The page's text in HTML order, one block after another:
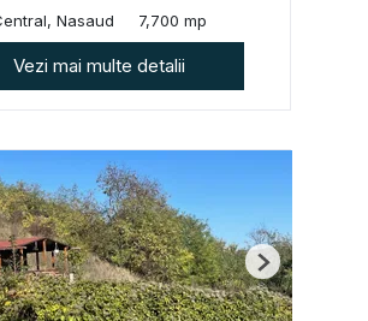
Nasaud
7,700 mp
Vezi mai multe detalii
Next